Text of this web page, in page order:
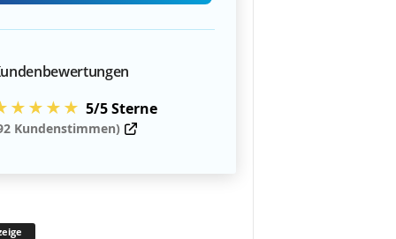
5/5 Sterne
Kundenstimmen)